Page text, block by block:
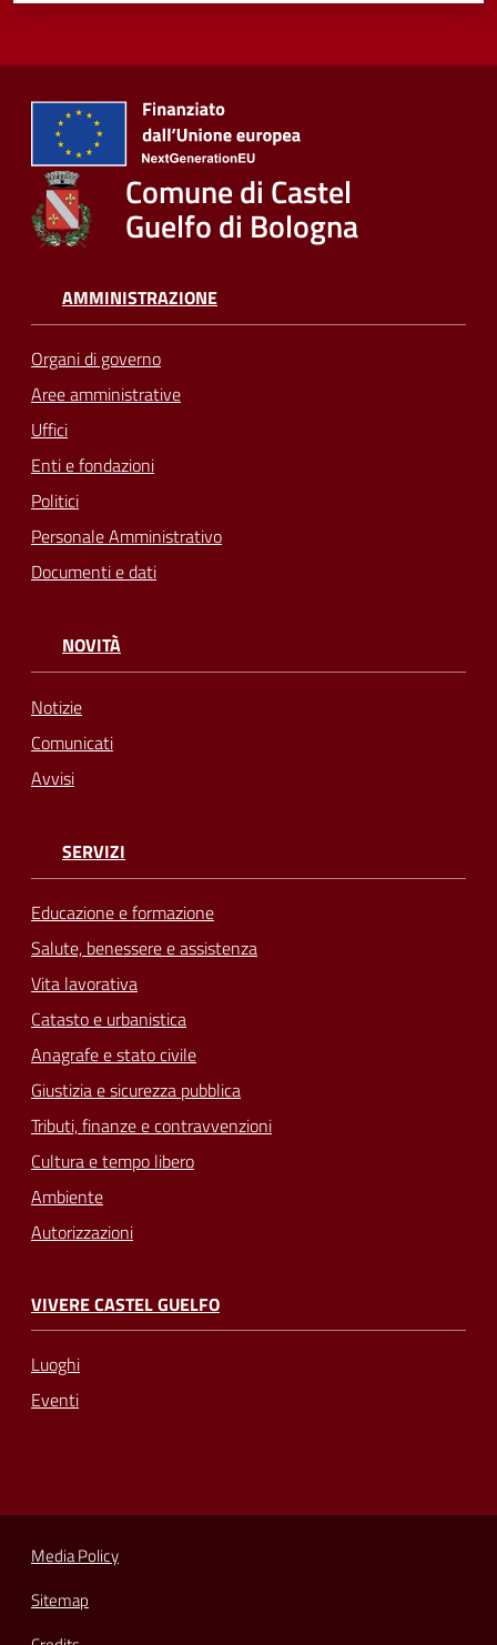
Comune di Castel
Guelfo di Bologna
AMMINISTRAZIONE
Organi di governo
Aree amministrative
Uffici
Enti e fondazioni
Politici
Personale Amministrativo
Documenti e dati
NOVITÀ
Notizie
Comunicati
Avvisi
SERVIZI
Educazione e formazione
Salute, benessere e assistenza
Vita lavorativa
Catasto e urbanistica
Anagrafe e stato civile
Giustizia e sicurezza pubblica
Tributi, finanze e contravvenzioni
Cultura e tempo libero
Ambiente
Autorizzazioni
VIVERE CASTEL GUELFO
Luoghi
Eventi
Media Policy
Sitemap